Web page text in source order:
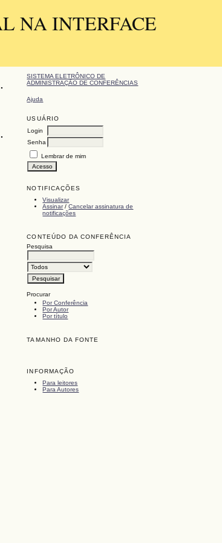
NA INTERFACE
SISTEMA ELETRÔNICO DE
ADMINISTRAÇÃO DE CONFERÊNCIAS
Ajuda
USUÁRIO
Login
Senha
Lembrar de mim
NOTIFICAÇÕES
Visualizar
Assinar/Cancelar assinatura de
notificações
CONTEÚDO DA CONFERÊNCIA
Pesquisa
Procurar
Por Conferência
Por Autor
Por título
TAMANHO DA FONTE
INFORMAÇÃO
Para leitores
Para Autores